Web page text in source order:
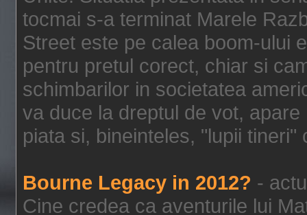
tocmai s-a terminat Marele
Street este pe calea boom-ului
pentru pretul corect, chiar si
schimbarilor in societatea
va duce la dreptul de vot,
piata si, bineinteles, "lupii
Bourne Legacy in 2012? -
Cine credea ca aventurile lui